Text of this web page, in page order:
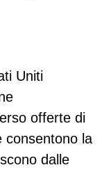
Uniti
offerte di
consentono la
dalle